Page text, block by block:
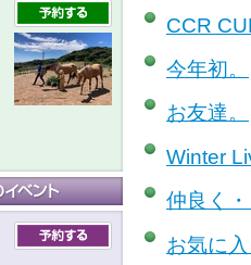
CCR
今年初。
お友達。
Winter
仲良く
お気に